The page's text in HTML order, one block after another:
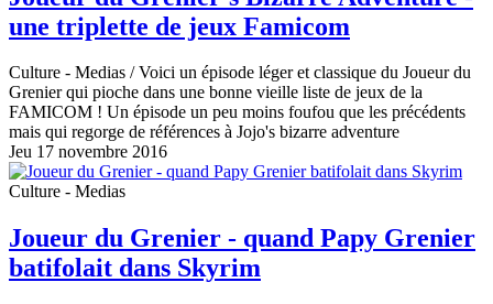
une triplette de jeux Famicom
Culture - Medias / Voici un épisode léger et classique du Joueur du
Grenier qui pioche dans une bonne vieille liste de jeux de la
FAMICOM ! Un épisode un peu moins foufou que les précédents
mais qui regorge de références à Jojo's bizarre adventure
Jeu 17 novembre 2016
Culture - Medias
Joueur du Grenier - quand Papy Grenier
batifolait dans Skyrim